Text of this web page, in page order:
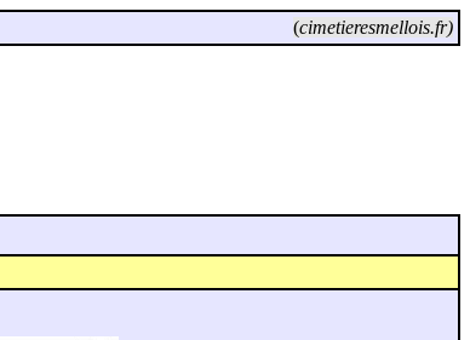
(cimetieresmellois.fr)